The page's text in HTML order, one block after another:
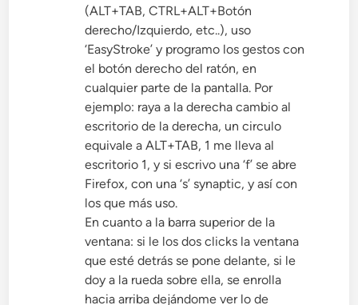
(ALT+TAB, CTRL+ALT+Botón
derecho/Izquierdo, etc..), uso
‘EasyStroke’ y programo los gestos con
el botón derecho del ratón, en
cualquier parte de la pantalla. Por
ejemplo: raya a la derecha cambio al
escritorio de la derecha, un circulo
equivale a ALT+TAB, 1 me lleva al
escritorio 1, y si escrivo una ‘f’ se abre
Firefox, con una ‘s’ synaptic, y así con
los que más uso.
En cuanto a la barra superior de la
ventana: si le los dos clicks la ventana
que esté detrás se pone delante, si le
doy a la rueda sobre ella, se enrolla
hacia arriba dejándome ver lo de